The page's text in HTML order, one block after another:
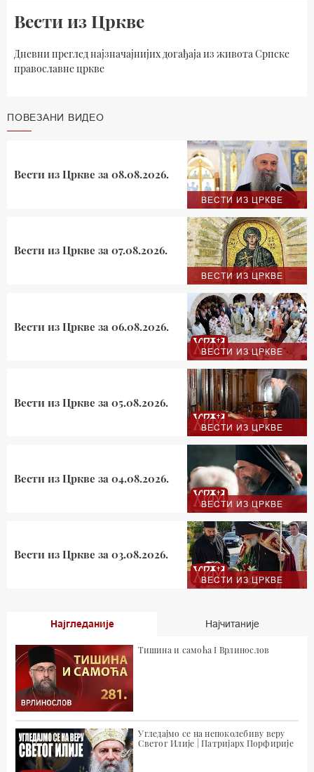
Вести из Цркве
Дневни преглед најзначајнијих догађаја из живота Српске
православне цркве
ПОВЕЗАНИ ВИДЕО
ВЕСТИ ИЗ ЦРКВЕ
Вести из Цркве за 08.08.2026.
ВЕСТИ ИЗ ЦРКВЕ
Вести из Цркве за 07.08.2026.
ВЕСТИ ИЗ ЦРКВЕ
Вести из Цркве за 06.08.2026.
ВЕСТИ ИЗ ЦРКВЕ
Вести из Цркве за 05.08.2026.
ВЕСТИ ИЗ ЦРКВЕ
Вести из Цркве за 04.08.2026.
ВЕСТИ ИЗ ЦРКВЕ
Вести из Цркве за 03.08.2026.
Најгледаније Најчитаније
Тишина и самоћа I Врлинослов
Угледајмо се на непоколебиву веру
Светог Илије | Патријарх Порфирије